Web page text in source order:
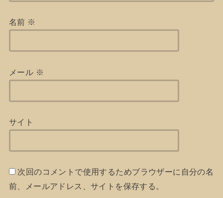
名前 ※
メール ※
サイト
次回のコメントで使用するためブラウザーに自分の名
前、メールアドレス、サイトを保存する。